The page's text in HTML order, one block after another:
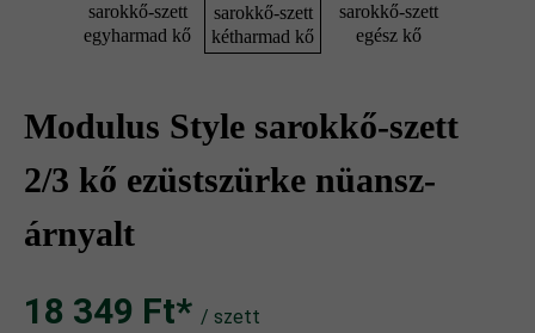
sarokkő-szett
egyharmad kő
sarokkő-szett
kétharmad kő
sarokkő-szett
egész kő
Modulus Style sarokkő-szett
2/3 kő ezüstszürke nüansz-
árnyalt
18 349 Ft‎‎‎* / szett